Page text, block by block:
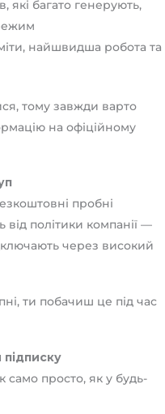
які багато генерують,
найшвидша робота та
тому завжди варто
на офіційному
пробні
політики компанії —
через високий
ти побачиш це під час
само просто, як у будь-